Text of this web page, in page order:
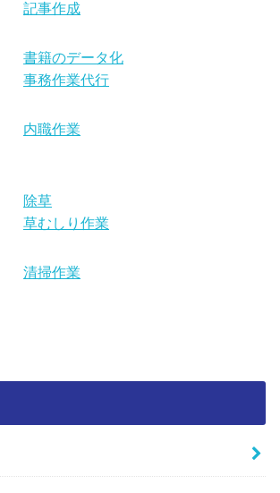
記事作成
書籍のデータ化
事務作業代行
内職作業
除草
草むしり作業
清掃作業